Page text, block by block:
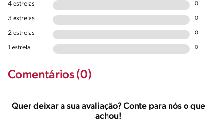
4 estrelas 0
3 estrelas 0
2 estrelas 0
1 estrela 0
Comentários (0)
Quer deixar a sua avaliação? Conte para nós o que
achou!